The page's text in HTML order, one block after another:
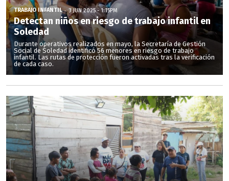
TRABAJO INFANTIL 3 JUN 2025 - 1:15PM
Detectan niños en riesgo de trabajo infantil en
Soledad
Durante operativos realizados en mayo, la Secretaría de Gestión
Social de Soledad identificó 56 menores en riesgo de trabajo
infantil. Las rutas de protección fueron activadas tras la verificación
de cada caso.